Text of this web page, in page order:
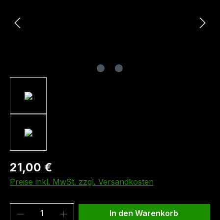
21,00 €
Preise inkl. MwSt. zzgl. Versandkosten
Produkt Anzahl: Gib denIn den Warenkorb